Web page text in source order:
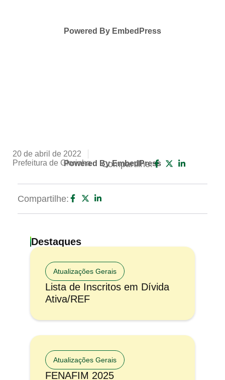
Powered By EmbedPress
Powered By EmbedPress
20 de abril de 2022
Prefeitura de Glorinha
Compartilhe:
Compartilhe:
Destaques
Atualizações Gerais
Lista de Inscritos em Dívida
Ativa/REF
Atualizações Gerais
FENAFIM 2025